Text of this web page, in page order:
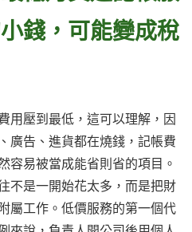
錢，可能變成稅
用壓到最低，這可以理解，因
廣告、進貨都在燒錢，記帳費
容易被當成能省則省的項目。
不是一開始花太多，而是把財
屬工作。低價服務的第一個代